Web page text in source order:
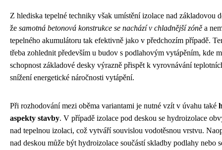
Z hlediska tepelné techniky však umístění izolace nad základovou
že samotná betonová konstrukce se nachází v chladnější zóně a
tepelného akumulátoru tak efektivně jako v předchozím případě.
třeba zohlednit především u budov s podlahovým vytápěním, kde
schopnost základové desky výrazně přispět k vyrovnávání
snížení energetické náročnosti vytápění.
Při rozhodování mezi oběma variantami je nutné vzít v úvahu také
aspekty stavby. V případě izolace pod deskou se hydroizolace
nad tepelnou izolaci, což vytváří souvislou vodotěsnou vrstvu.
nad deskou může být hydroizolace součástí skladby podlahy nebo